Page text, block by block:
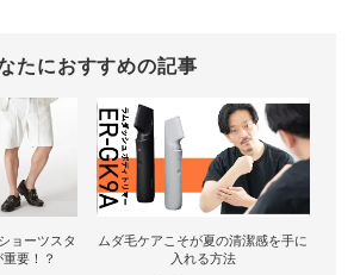
たにおすすめの記事
ョーツスタ
要！？
ムダ毛ケアこそが夏の清潔感を手に
入れる方法